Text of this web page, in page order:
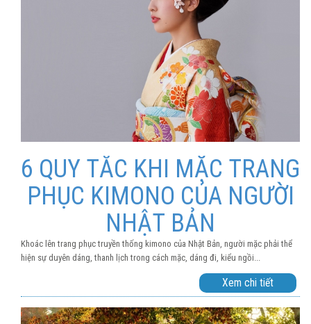
6 QUY TẮC KHI MẶC TRANG
PHỤC KIMONO CỦA NGƯỜI
NHẬT BẢN
Khoác lên trang phục truyền thống kimono của Nhật Bản, người mặc phải thể
hiện sự duyên dáng, thanh lịch trong cách mặc, dáng đi, kiểu ngồi...
Xem chi tiết